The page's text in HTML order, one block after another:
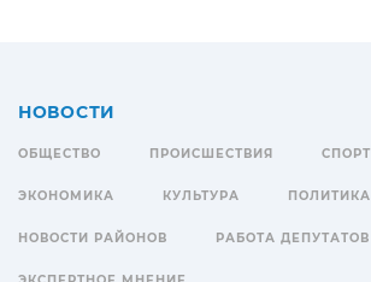
НОВОСТИ
ОБЩЕСТВО ПРОИСШЕСТВИЯ СПОРТ
ЭКОНОМИКА КУЛЬТУРА ПОЛИТИКА
НОВОСТИ РАЙОНОВ РАБОТА ДЕПУТАТОВ